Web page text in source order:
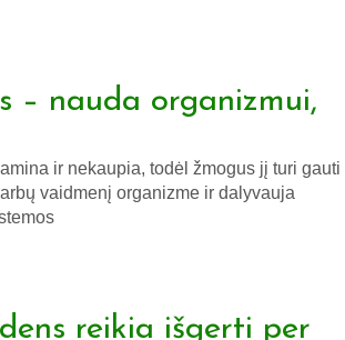
– nauda organizmui,
ir nekaupia, todėl žmogus jį turi gauti
vaidmenį organizme ir dalyvauja
reikia išgerti per